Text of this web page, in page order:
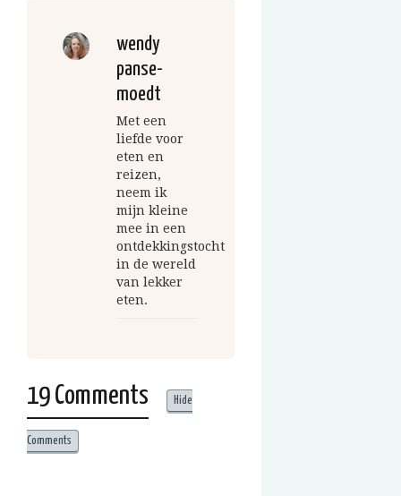
wendy
panse-
moedt
Met een
liefde voor
eten en
reizen,
neem ik
mijn kleine
mee in een
ontdekkingstocht
in de wereld
van lekker
eten.
19 Comments Hide
Comments